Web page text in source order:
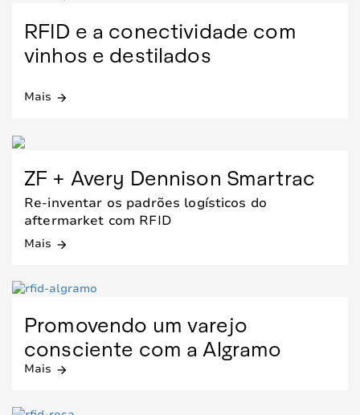
RFID e a conectividade com
vinhos e destilados
Mais arrow_forward
ZF + Avery Dennison Smartrac
Re-inventar os padrões logísticos do
aftermarket com RFID
Mais arrow_forward
Promovendo um varejo
consciente com a Algramo
Mais arrow_forward